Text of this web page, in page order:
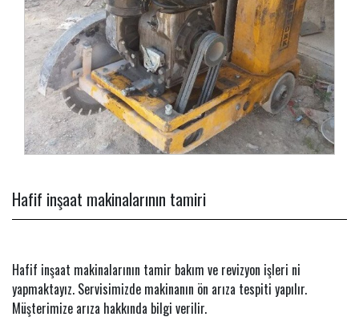
Hafif inşaat makinalarının tamiri
Hafif inşaat makinalarının tamir bakım ve revizyon işleri ni
yapmaktayız. Servisimizde makinanın ön arıza tespiti yapılır.
Müşterimize arıza hakkında bilgi verilir.